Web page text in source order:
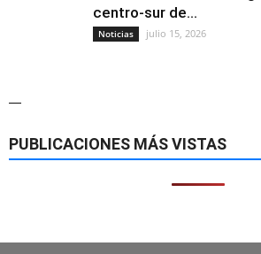
centro-sur de...
Noticias julio 15, 2026
—
PUBLICACIONES MÁS VISTAS